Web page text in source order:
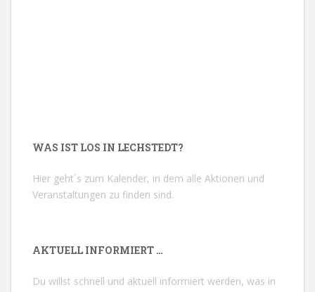
WAS IST LOS IN LECHSTEDT?
Hier geht´s zum Kalender, in dem alle Aktionen und
Veranstaltungen zu finden sind.
AKTUELL INFORMIERT …
Du willst schnell und aktuell informiert werden, was in